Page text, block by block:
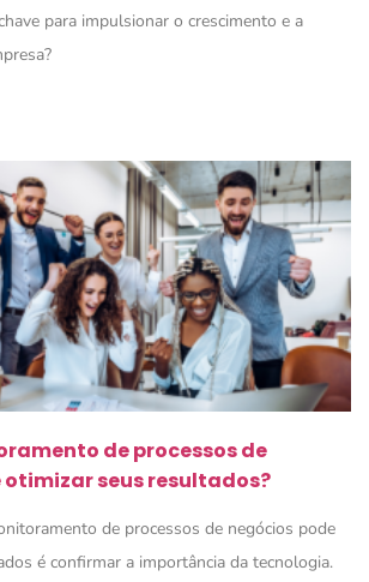
para impulsionar o crescimento e a
de processos de
otimizar seus resultados?
de processos de negócios pode
é confirmar a importância da tecnologia.